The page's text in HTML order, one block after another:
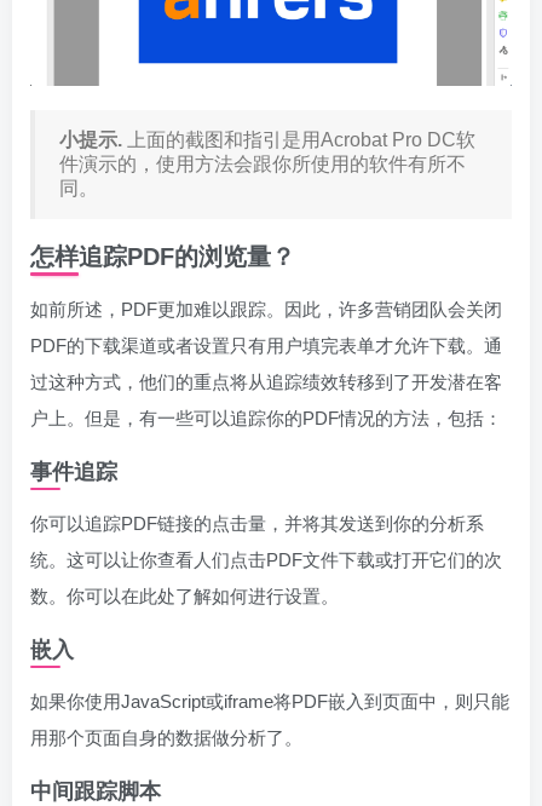
小提示. 上面的截图和指引是用Acrobat Pro DC软
件演示的，使用方法会跟你所使用的软件有所不
同。
怎样追踪PDF的浏览量？
如前所述，PDF更加难以跟踪。因此，许多营销团队会关闭
PDF的下载渠道或者设置只有用户填完表单才允许下载。通
过这种方式，他们的重点将从追踪绩效转移到了开发潜在客
户上。但是，有一些可以追踪你的PDF情况的方法，包括：
事件追踪
你可以追踪PDF链接的点击量，并将其发送到你的分析系
统。这可以让你查看人们点击PDF文件下载或打开它们的次
数。你可以在此处了解如何进行设置。
嵌入
如果你使用JavaScript或iframe将PDF嵌入到页面中，则只能
用那个页面自身的数据做分析了。
中间跟踪脚本